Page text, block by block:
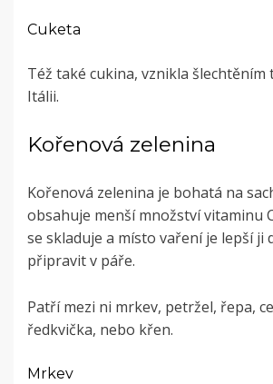
Cuketa
Též také cukina, vznikla šlechtěním
Itálii.
Kořenová zelenina
Kořenová zelenina je bohatá na
obsahuje menší množství vitaminu
se skladuje a místo vaření je lepší ji
připravit v páře.
Patří mezi ni mrkev, petržel, řepa,
ředkvička, nebo křen.
Mrkev